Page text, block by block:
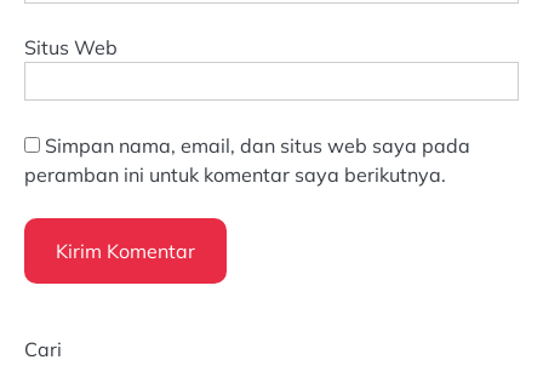
Situs Web
Simpan nama, email, dan situs web saya pada
peramban ini untuk komentar saya berikutnya.
Cari